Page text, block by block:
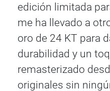
edición limitada
me ha llevado a
oro de 24 KT para
durabilidad y un
remasterizado
originales sin